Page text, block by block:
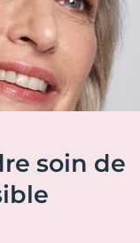
soin de